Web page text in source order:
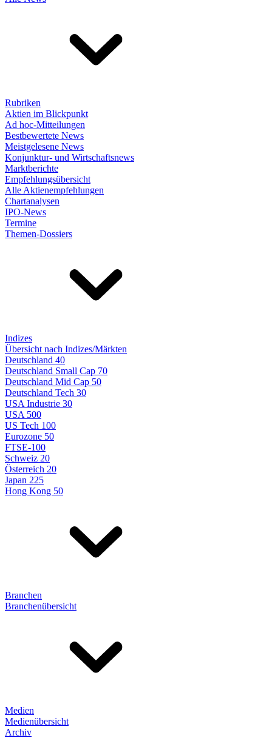
Rubriken
Aktien im Blickpunkt
Ad hoc-Mitteilungen
Bestbewertete News
Meistgelesene News
Konjunktur- und Wirtschaftsnews
Marktberichte
Empfehlungsübersicht
Alle Aktienempfehlungen
Chartanalysen
IPO-News
Termine
Themen-Dossiers
Indizes
Übersicht nach Indizes/Märkten
Deutschland 40
Deutschland Small Cap 70
Deutschland Mid Cap 50
Deutschland Tech 30
USA Industrie 30
USA 500
US Tech 100
Eurozone 50
FTSE-100
Schweiz 20
Österreich 20
Japan 225
Hong Kong 50
Branchen
Branchenübersicht
Medien
Medienübersicht
Archiv